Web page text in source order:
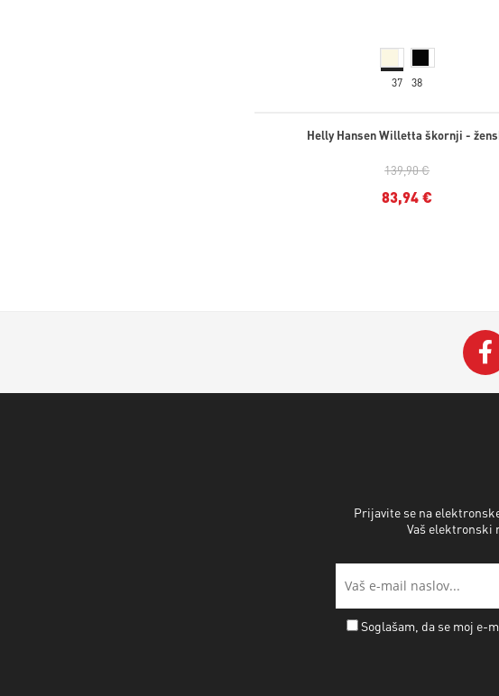
37 38
Helly Hansen Willetta škornji -
139,90 €
83,94 €
Prijavite se na
Vaš elektronski
Soglašam, da se moj e-